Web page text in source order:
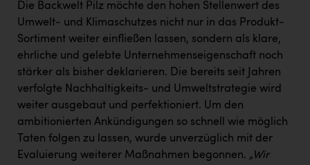
Die Backwelt Pilz möchte den hohen Stellenwert des
Umwelt- und Klimaschutzes nicht nur in das Produkt-
Sortiment weiter einfließen lassen, sondern als klare,
ehrliche und gelebte Unternehmenseigenschaft noch
stärker als bisher deklarieren. Die bereits seit Jahren
verfolgte Nachhaltigkeits- und Umweltstrategie wird
weiter ausgebaut und perfektioniert. Um den
ambitionierten Ankündigungen so schnell wie möglich
Taten folgen zu lassen, wurde unverzüglich mit der
Evaluierung weiterer Maßnahmen begonnen. „Wir